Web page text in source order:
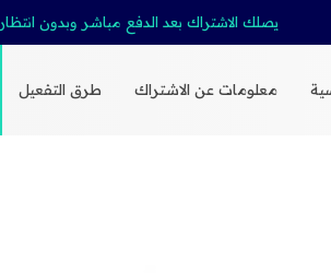
يصلك الاشتراك بعد الدفع مباشر وبدون انتظار
معلومات عن الاشتراك طرق التفعيل